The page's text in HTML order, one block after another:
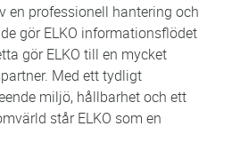
en professionell hantering och
gör ELKO informationsflödet
gör ELKO till en mycket
Med ett tydligt
miljö, hållbarhet och ett
står ELKO som en